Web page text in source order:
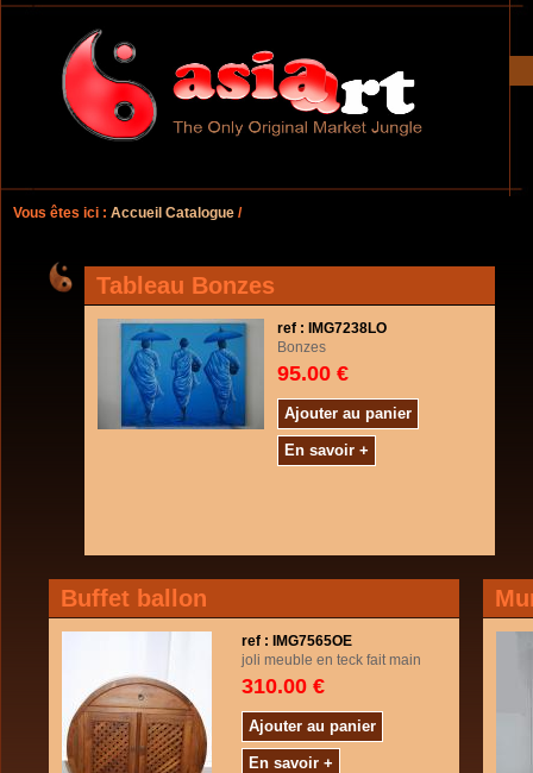
Vous êtes ici : Accueil Catalogue /
Tableau Bonzes
ref : IMG7238LO
Bonzes
95.00 €
Ajouter au panier
En savoir +
Buffet ballon
ref : IMG7565OE
joli meuble en teck fait main
310.00 €
Ajouter au panier
En savoir +